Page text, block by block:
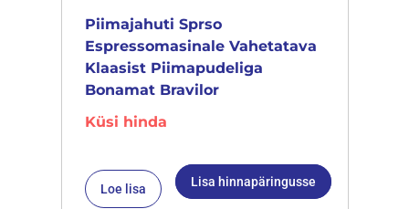
Piimajahuti Sprso
Espressomasinale Vahetatava
Klaasist Piimapudeliga
Bonamat Bravilor
Küsi hinda
Loe lisa Lisa hinnapäringusse